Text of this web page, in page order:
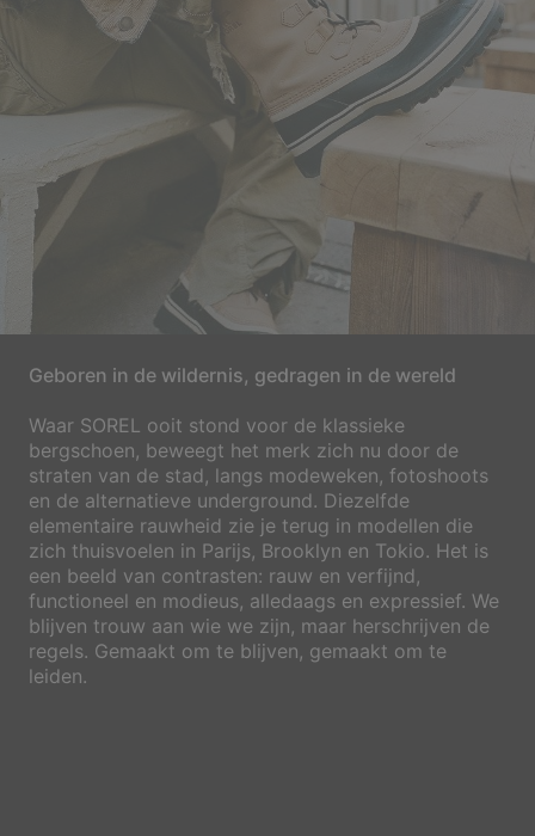
Geboren in de wildernis, gedragen in de wereld
Waar SOREL ooit stond voor de klassieke
bergschoen, beweegt het merk zich nu door de
straten van de stad, langs modeweken, fotoshoots
en de alternatieve underground. Diezelfde
elementaire rauwheid zie je terug in modellen die
zich thuisvoelen in Parijs, Brooklyn en Tokio. Het is
een beeld van contrasten: rauw en verfijnd,
functioneel en modieus, alledaags en expressief. We
blijven trouw aan wie we zijn, maar herschrijven de
regels. Gemaakt om te blijven, gemaakt om te
leiden.